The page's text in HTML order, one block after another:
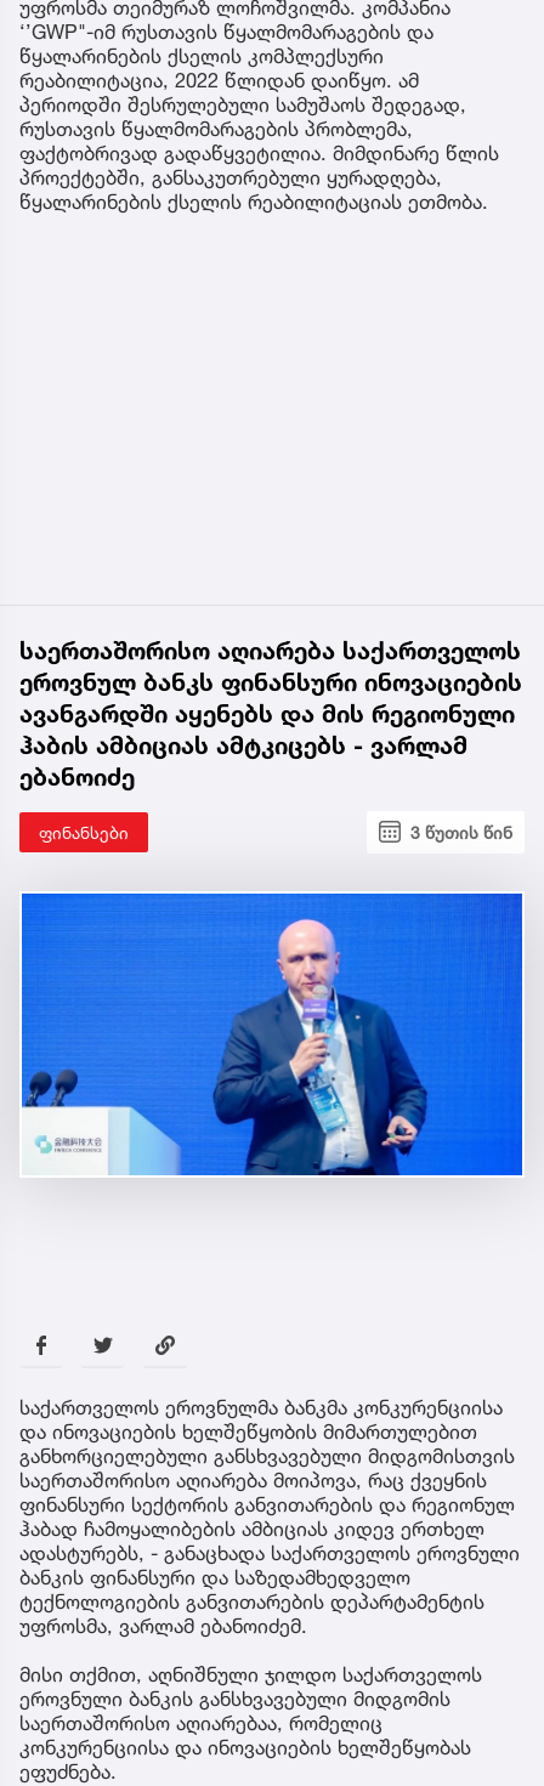
უფროსმა თეიმურაზ ლოჩოშვილმა. კომპანია
‘’GWP"-იმ რუსთავის წყალმომარაგების და
წყალარინების ქსელის კომპლექსური
რეაბილიტაცია, 2022 წლიდან დაიწყო. ამ
პერიოდში შესრულებული სამუშაოს შედეგად,
რუსთავის წყალმომარაგების პრობლემა,
ფაქტობრივად გადაწყვეტილია. მიმდინარე წლის
პროექტებში, განსაკუთრებული ყურადღება,
წყალარინების ქსელის რეაბილიტაციას ეთმობა.
საერთაშორისო აღიარება საქართველოს
ეროვნულ ბანკს ფინანსური ინოვაციების
ავანგარდში აყენებს და მის რეგიონული
ჰაბის ამბიციას ამტკიცებს - ვარლამ
ებანოიძე
ფინანსები 3 წუთის წინ
საქართველოს ეროვნულმა ბანკმა კონკურენციისა
და ინოვაციების ხელშეწყობის მიმართულებით
განხორციელებული განსხვავებული მიდგომისთვის
საერთაშორისო აღიარება მოიპოვა, რაც ქვეყნის
ფინანსური სექტორის განვითარების და რეგიონულ
ჰაბად ჩამოყალიბების ამბიციას კიდევ ერთხელ
ადასტურებს, - განაცხადა საქართველოს ეროვნული
ბანკის ფინანსური და საზედამხედველო
ტექნოლოგიების განვითარების დეპარტამენტის
უფროსმა, ვარლამ ებანოიძემ.
მისი თქმით, აღნიშნული ჯილდო საქართველოს
ეროვნული ბანკის განსხვავებული მიდგომის
საერთაშორისო აღიარებაა, რომელიც
კონკურენციისა და ინოვაციების ხელშეწყობას
ეფუძნება.